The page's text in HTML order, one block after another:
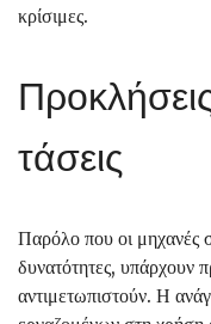
κρίσιμες.
τάσεις
Παρόλο που οι μηχανές
δυνατότητες, υπάρχουν
αντιμετωπιστούν. Η